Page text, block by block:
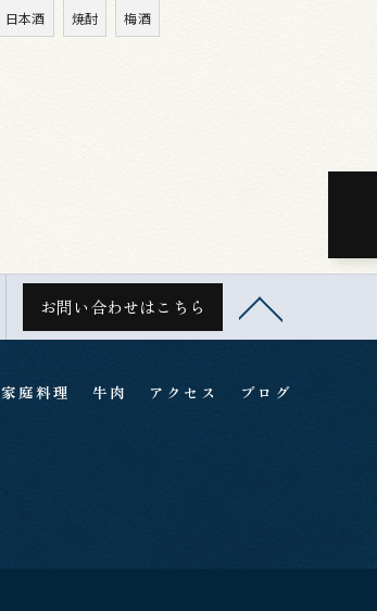
日本酒 焼酎 梅酒
お問い合わせはこちら
家庭料理 牛肉 アクセス
ブログ